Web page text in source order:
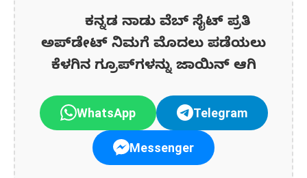
ಕನ್ನಡ ನಾಡು ವೆಬ್ ಸೈಟ್ ಪ್ರತಿ
ಅಪ್‌ಡೇಟ್‌ ನಿಮಗೆ ಮೊದಲು ಪಡೆಯಲು
ಕೆಳಗಿನ ಗ್ರೂಪ್‌ಗಳನ್ನು ಜಾಯಿನ್ ಆಗಿ
WhatsApp Telegram
Messenger